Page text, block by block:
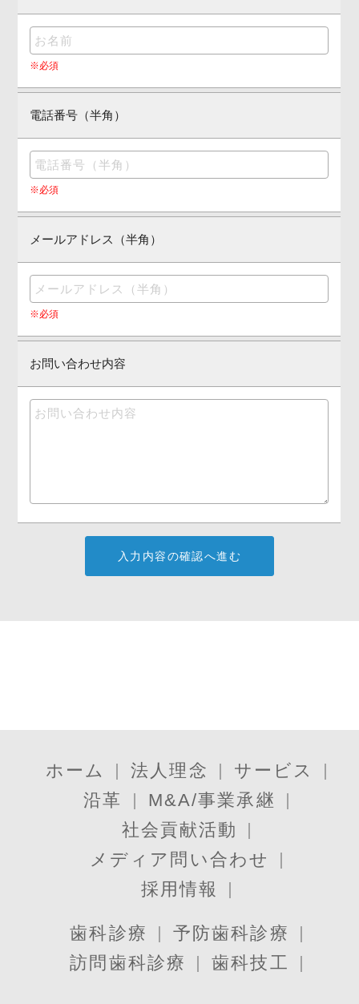
※必須
電話番号（半角）
※必須
メールアドレス（半角）
※必須
お問い合わせ内容
ホーム 法人理念
サービス
沿革
M&A/事業承継
社会貢献活動
メディア問い合わせ
採用情報
歯科診療
予防歯科診療
訪問歯科診療
歯科技工